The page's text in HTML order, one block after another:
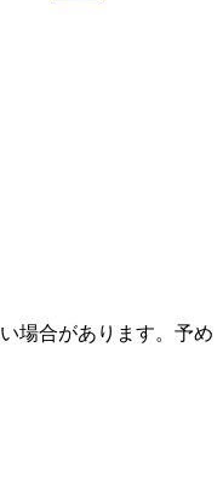
場合があります。予め